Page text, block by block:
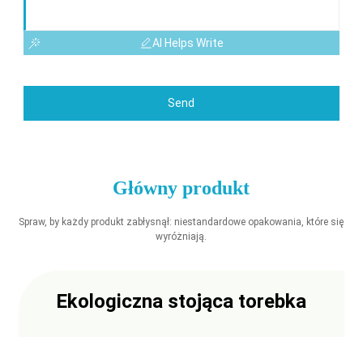
AI Helps Write
Send
Główny produkt
Spraw, by każdy produkt zabłysnął: niestandardowe opakowania, które się
wyróżniają.
Ekologiczna stojąca torebka